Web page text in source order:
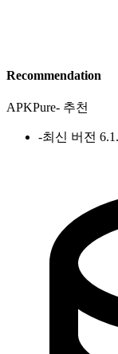
Recommendation
APKPure- 추천
-최신 버전